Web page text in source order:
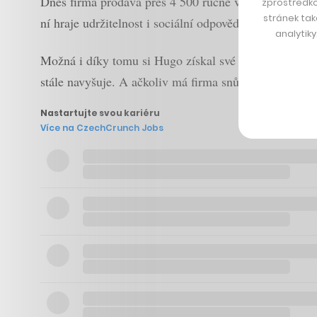
ní hraje udržitelnost i sociální odpovědnost – mnoho
Možná i díky tomu si Hugo získal své zákazníky,
stále navyšuje. A ačkoliv má firma snů víc, prodej za
Nastartujte svou kariéru
Více na CzechCrunch Jobs
stránek